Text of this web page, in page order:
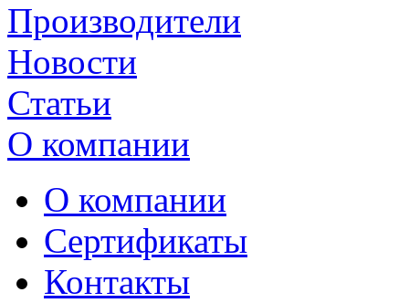
Производители
Новости
Статьи
О компании
О компании
Сертификаты
Контакты